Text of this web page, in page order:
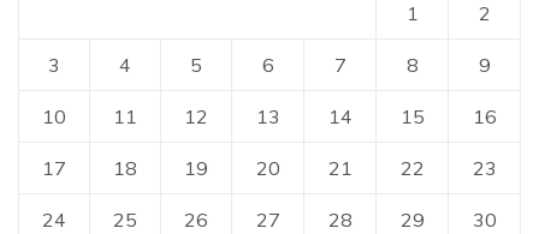
1 2
3 4 5 6 7 8 9
10 11 12 13 14 15 16
17 18 19 20 21 22 23
24 25 26 27 28 29 30